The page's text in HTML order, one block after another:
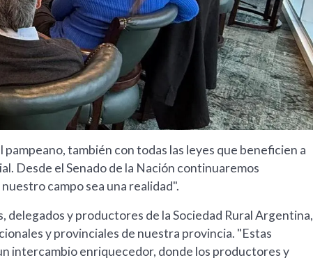
también con todas las leyes que beneficien a
Desde el Senado de la Nación continuaremos
campo sea una realidad".
y productores de la Sociedad Rural Argentina,
y provinciales de nuestra provincia. "Estas
intercambio enriquecedor, donde los productores y